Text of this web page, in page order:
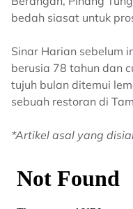
bedah siasat untuk
Sinar Harian sebelum
berusia 78 tahun dan
tujuh bulan ditemui
sebuah restoran di
*Artikel asal yang